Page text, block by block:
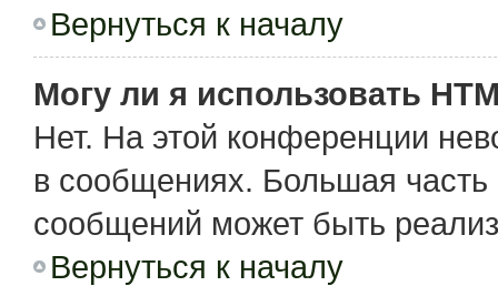
Вернуться к началу
Могу ли я использовать
Нет. На этой конференции
в сообщениях. Большая
сообщений может быть
Вернуться к началу